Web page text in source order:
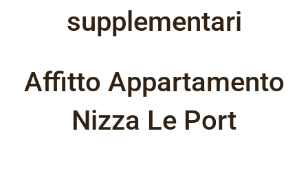
supplementari
Affitto Appartamento
Nizza Le Port